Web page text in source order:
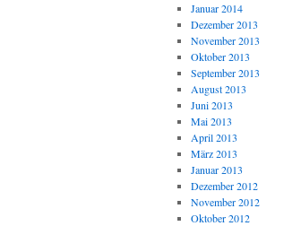
Januar 2014
Dezember 2013
November 2013
Oktober 2013
September 2013
August 2013
Juni 2013
Mai 2013
April 2013
März 2013
Januar 2013
Dezember 2012
November 2012
Oktober 2012